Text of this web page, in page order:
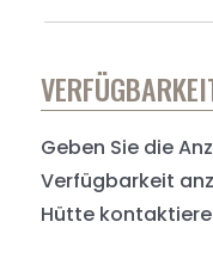
Geben Sie die
Verfügbarkeit
Hütte